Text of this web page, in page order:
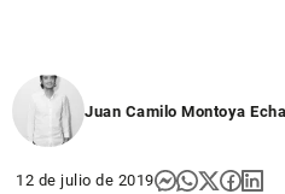
Juan Camilo Montoya
12 de julio de 2019